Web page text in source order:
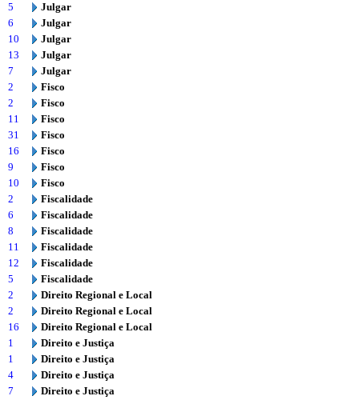
5
Julgar
6
Julgar
10
Julgar
13
Julgar
7
Julgar
2
Fisco
2
Fisco
11
Fisco
31
Fisco
16
Fisco
9
Fisco
10
Fisco
2
Fiscalidade
6
Fiscalidade
8
Fiscalidade
11
Fiscalidade
12
Fiscalidade
5
Fiscalidade
2
Direito Regional e Local
2
Direito Regional e Local
16
Direito Regional e Local
1
Direito e Justiça
1
Direito e Justiça
4
Direito e Justiça
7
Direito e Justiça